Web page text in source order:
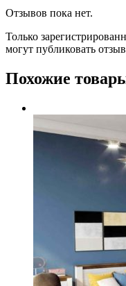
Отзывов пока нет.
Только
могут публиковать
Похожие